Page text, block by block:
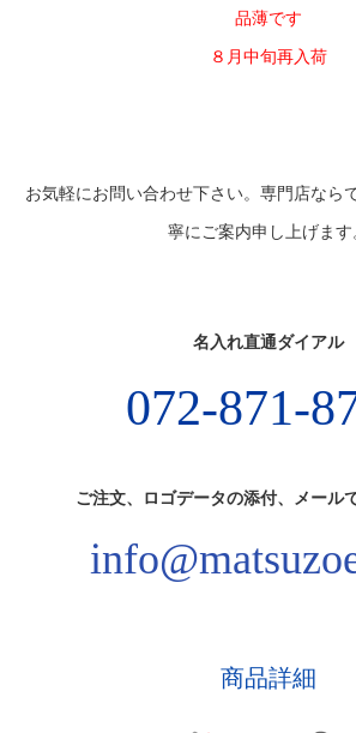
品薄です
８月中旬再入荷
お気軽にお問い合わせ下さい。専門店なら
寧にご案内申し上げます
名入れ直通ダイアル
072-871-
ご注文、ロゴデータの添付、メール
商品詳細